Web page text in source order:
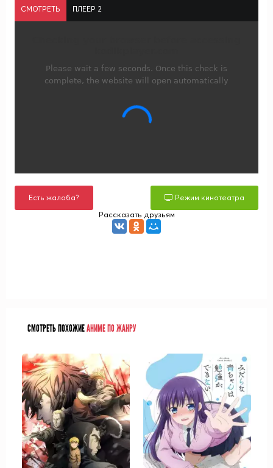
СМОТРЕТЬ ПЛЕЕР 2
Есть жалоба?
Режим кинотеатра
Рассказать друзьям
СМОТРЕТЬ ПОХОЖИЕАНИМЕ ПО ЖАНРУ